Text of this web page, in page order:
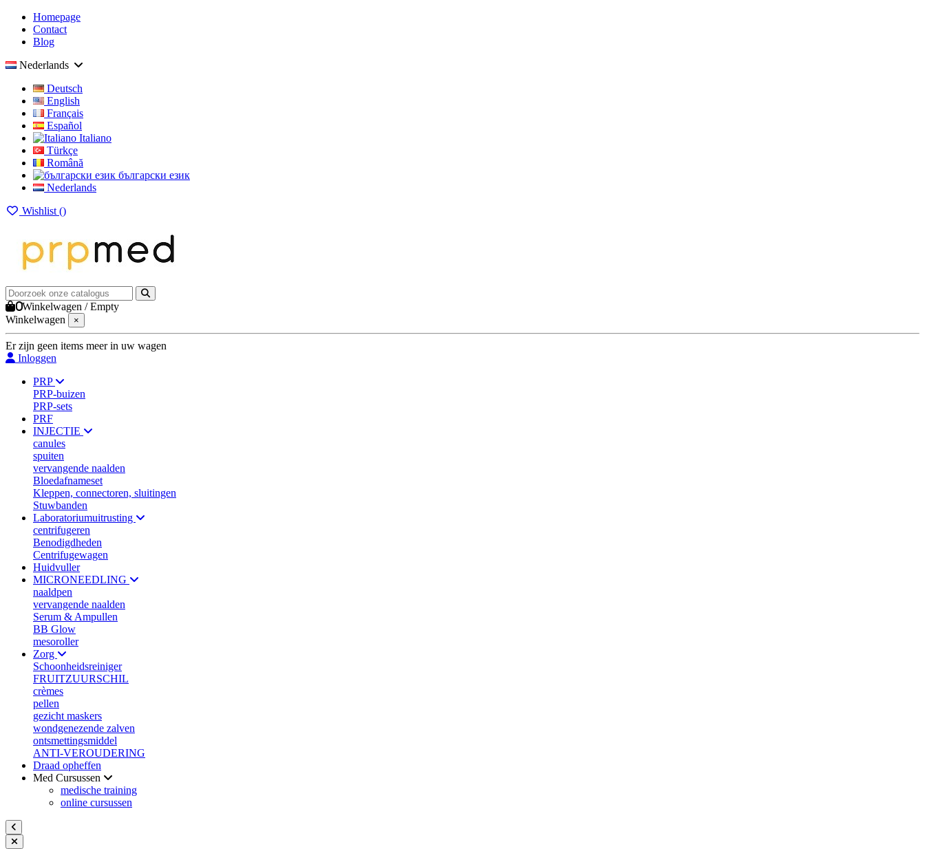
Homepage
Contact
Blog
Nederlands
Deutsch
English
Français
Español
Italiano
Türkçe
Română
български език
Nederlands
Wishlist ()
0Winkelwagen /Empty
Winkelwagen
×
Er zijn geen items meer in uw wagen
Inloggen
PRP
PRP-buizen
PRP-sets
PRF
INJECTIE
canules
spuiten
vervangende naalden
Bloedafnameset
Kleppen, connectoren, sluitingen
Stuwbanden
Laboratoriumuitrusting
centrifugeren
Benodigdheden
Centrifugewagen
Huidvuller
MICRONEEDLING
naaldpen
vervangende naalden
Serum & Ampullen
BB Glow
mesoroller
Zorg
Schoonheidsreiniger
FRUITZUURSCHIL
crèmes
pellen
gezicht maskers
wondgenezende zalven
ontsmettingsmiddel
ANTI-VEROUDERING
Draad opheffen
Med Cursussen
medische training
online cursussen